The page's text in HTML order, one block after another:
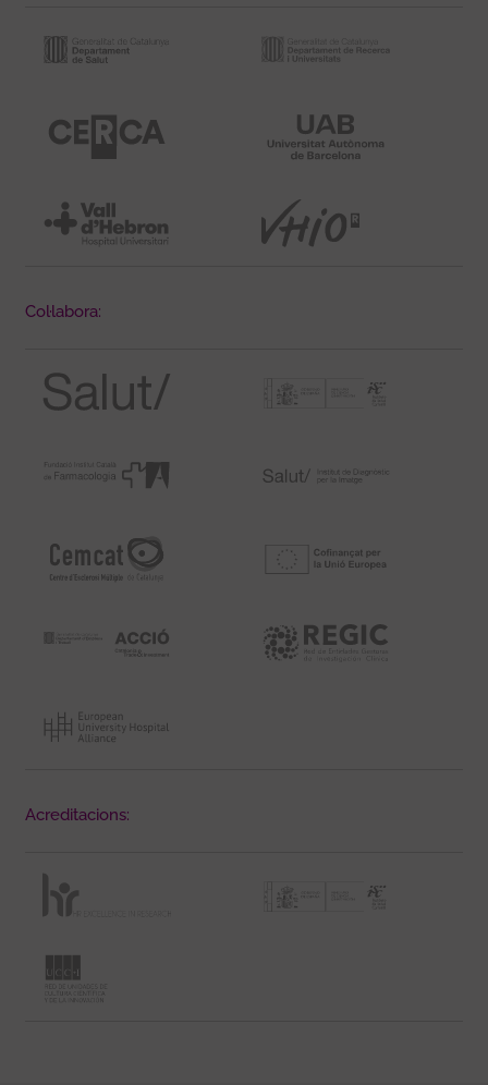
Col·labora:
Acreditacions: